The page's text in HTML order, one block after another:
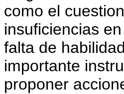
como el
insuficiencias
falta de
importante
proponer